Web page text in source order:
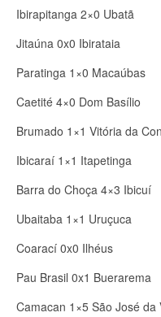
Ibirapitanga 2×0 Ubatã
Jitaúna 0x0 Ibirataia
Paratinga 1×0 Macaúbas
Caetité 4×0 Dom Basílio
Brumado 1×1 Vitória da
Ibicaraí 1×1 Itapetinga
Barra do Choça 4×3 Ibicuí
Ubaitaba 1×1 Uruçuca
Coarací 0x0 Ilhéus
Pau Brasil 0x1 Buerarema
Camacan 1×5 São José da